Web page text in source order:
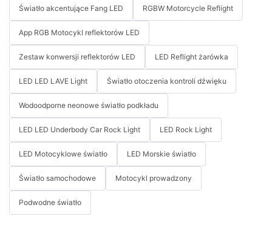
Światło akcentujące Fang LED RGBW Motorcycle Reflight
App RGB Motocykl reflektorów LED
Zestaw konwersji reflektorów LED LED Reflight żarówka
LED LED LAVE Light Światło otoczenia kontroli dźwięku
Wodoodporne neonowe światło podkładu
LED LED Underbody Car Rock Light LED Rock Light
LED Motocyklowe światło LED Morskie światło
Światło samochodowe Motocykl prowadzony
Podwodne światło